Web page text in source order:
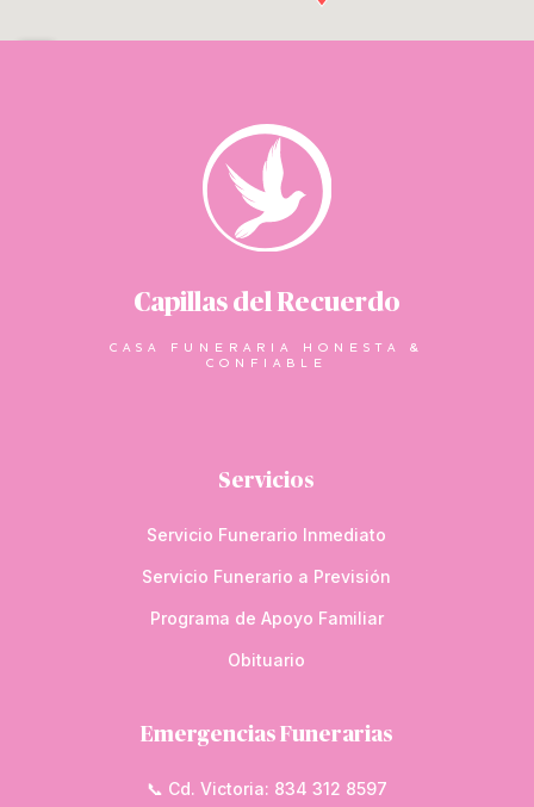
Capillas del Recuerdo
CASA FUNERARIA HONESTA &
CONFIABLE
Servicios
Servicio Funerario Inmediato
Servicio Funerario a Previsión
Programa de Apoyo Familiar
Obituario
Emergencias Funerarias
📞 Cd. Victoria: 834 312 8597